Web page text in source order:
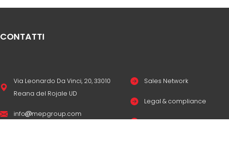
CONTATTI
Via Leonardo Da Vinci, 20, 33010
Reana del Rojale UD
info mepgroup.com
Sales Network
Legal & compliance
Privacy Policy